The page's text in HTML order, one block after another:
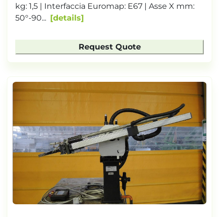
kg: 1,5 | Interfaccia Euromap: E67 | Asse X mm:
50°-90...
details
Request Quote